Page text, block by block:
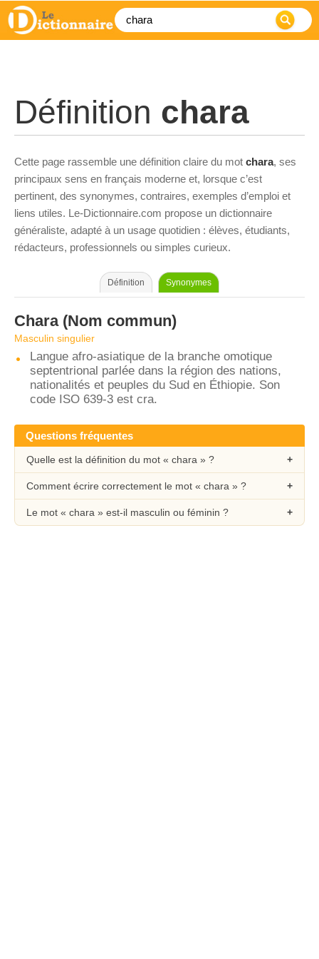
Définition chara
Cette page rassemble une définition claire du mot chara, ses
principaux sens en français moderne et, lorsque c’est
pertinent, des synonymes, contraires, exemples d’emploi et
liens utiles. Le-Dictionnaire.com propose un dictionnaire
généraliste, adapté à un usage quotidien : élèves, étudiants,
rédacteurs, professionnels ou simples curieux.
Définition Synonymes
Chara(Nom commun)
Masculin singulier
Langue afro-asiatique de la branche omotique
septentrional parlée dans la région des nations,
nationalités et peuples du Sud en Éthiopie. Son
code ISO 639-3 est cra.
Questions fréquentes
Quelle est la définition du mot « chara » ?
Comment écrire correctement le mot « chara » ?
Le mot « chara » est-il masculin ou féminin ?